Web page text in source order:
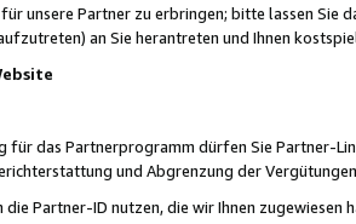
unsere Partner zu erbringen; bitte lassen Sie
an Sie herantreten und Ihnen
für das Partnerprogramm dürfen Sie Partner-
und Abgrenzung der
die Partner-ID nutzen, die wir Ihnen zugewiesen